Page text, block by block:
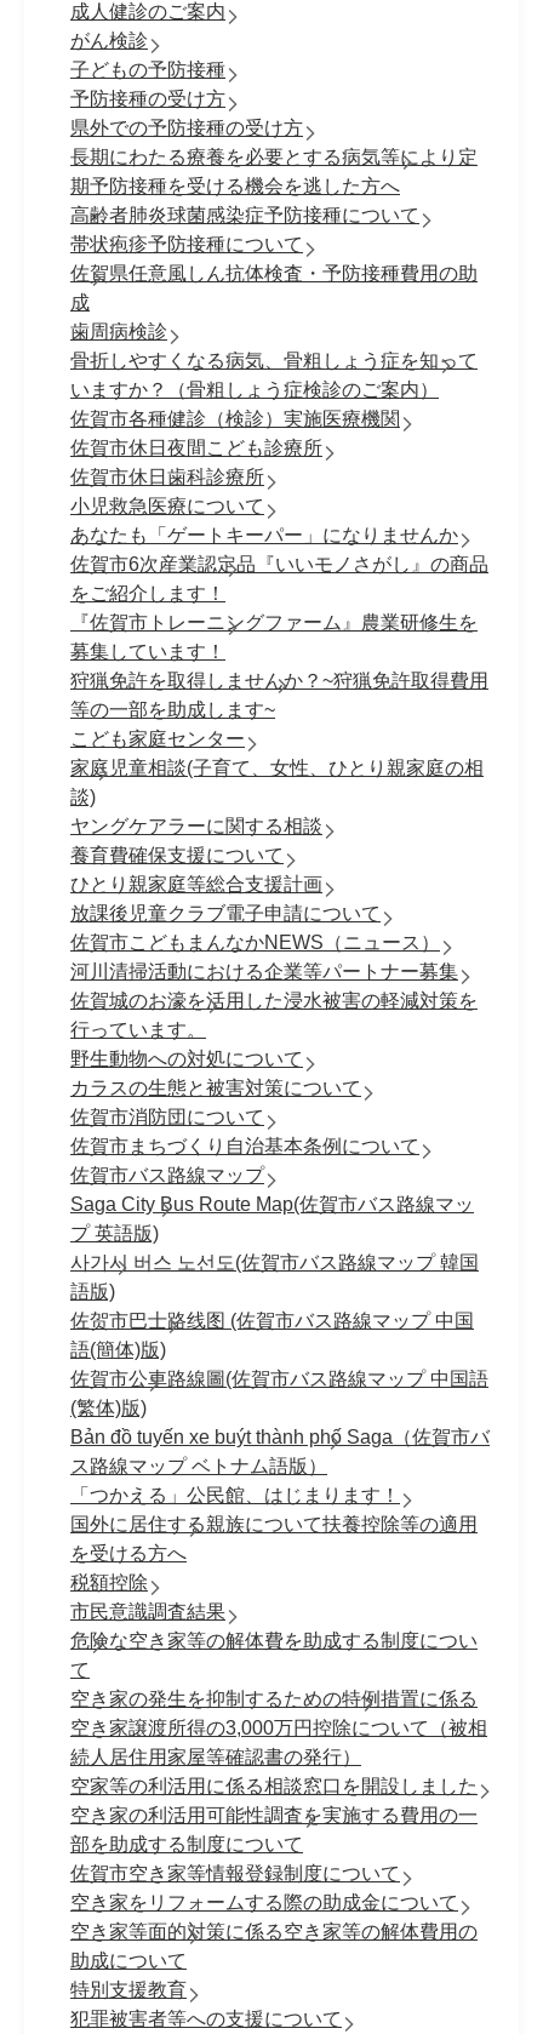
成人健診のご案内
がん検診
子どもの予防接種
予防接種の受け方
県外での予防接種の受け方
長期にわたる療養を必要とする病気等により定
期予防接種を受ける機会を逃した方へ
高齢者肺炎球菌感染症予防接種について
帯状疱疹予防接種について
佐賀県任意風しん抗体検査・予防接種費用の助
成
歯周病検診
骨折しやすくなる病気、骨粗しょう症を知って
いますか？（骨粗しょう症検診のご案内）
佐賀市各種健診（検診）実施医療機関
佐賀市休日夜間こども診療所
佐賀市休日歯科診療所
小児救急医療について
あなたも「ゲートキーパー」になりませんか
佐賀市6次産業認定品『いいモノさがし』の商品
をご紹介します！
『佐賀市トレーニングファーム』農業研修生を
募集しています！
狩猟免許を取得しませんか？~狩猟免許取得費用
等の一部を助成します~
こども家庭センター
家庭児童相談(子育て、女性、ひとり親家庭の相
談)
ヤングケアラーに関する相談
養育費確保支援について
ひとり親家庭等総合支援計画
放課後児童クラブ電子申請について
佐賀市こどもまんなかNEWS（ニュース）
河川清掃活動における企業等パートナー募集
佐賀城のお濠を活用した浸水被害の軽減対策を
行っています。
野生動物への対処について
カラスの生態と被害対策について
佐賀市消防団について
佐賀市まちづくり自治基本条例について
佐賀市バス路線マップ
Saga City Bus Route Map(佐賀市バス路線マッ
プ 英語版)
사가시 버스 노선도(佐賀市バス路線マップ 韓国
語版)
佐贺市巴士路线图 (佐賀市バス路線マップ 中国
語(簡体)版)
佐賀市公車路線圖(佐賀市バス路線マップ 中国語
(繁体)版)
Bản đồ tuyến xe buýt thành phố Saga（佐賀市バ
ス路線マップ ベトナム語版）
「つかえる」公民館、はじまります！
国外に居住する親族について扶養控除等の適用
を受ける方へ
税額控除
市民意識調査結果
危険な空き家等の解体費を助成する制度につい
て
空き家の発生を抑制するための特例措置に係る
空き家譲渡所得の3,000万円控除について（被相
続人居住用家屋等確認書の発行）
空家等の利活用に係る相談窓口を開設しました
空き家の利活用可能性調査を実施する費用の一
部を助成する制度について
佐賀市空き家等情報登録制度について
空き家をリフォームする際の助成金について
空き家等面的対策に係る空き家等の解体費用の
助成について
特別支援教育
犯罪被害者等への支援について